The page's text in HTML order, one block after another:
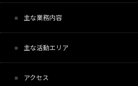
主な業務内容
主な活動エリア
アクセス